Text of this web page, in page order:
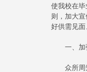
使我校在
则，加大
好供需见
一、加强
众所周知